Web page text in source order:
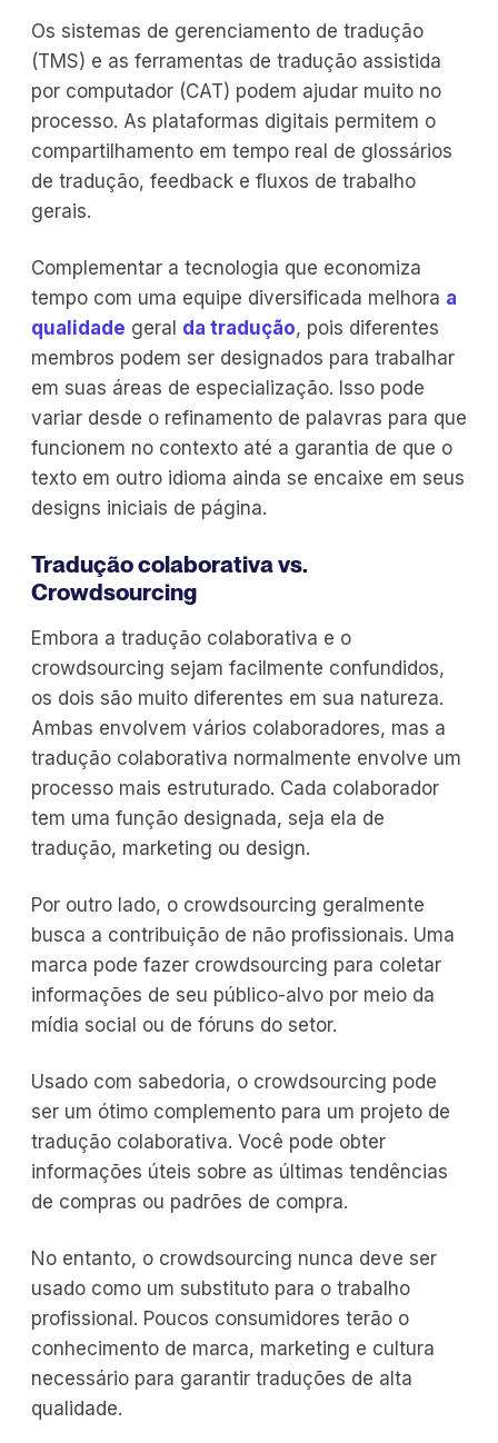
Os sistemas de gerenciamento de tradução
(TMS) e as ferramentas de tradução assistida
por computador (CAT) podem ajudar muito no
processo. As plataformas digitais permitem o
compartilhamento em tempo real de glossários
de tradução, feedback e fluxos de trabalho
gerais.
Complementar a tecnologia que economiza
tempo com uma equipe diversificada melhora a
qualidade geral da tradução, pois diferentes
membros podem ser designados para trabalhar
em suas áreas de especialização. Isso pode
variar desde o refinamento de palavras para que
funcionem no contexto até a garantia de que o
texto em outro idioma ainda se encaixe em seus
designs iniciais de página.
Tradução colaborativa vs.
Crowdsourcing
Embora a tradução colaborativa e o
crowdsourcing sejam facilmente confundidos,
os dois são muito diferentes em sua natureza.
Ambas envolvem vários colaboradores, mas a
tradução colaborativa normalmente envolve um
processo mais estruturado. Cada colaborador
tem uma função designada, seja ela de
tradução, marketing ou design.
Por outro lado, o crowdsourcing geralmente
busca a contribuição de não profissionais. Uma
marca pode fazer crowdsourcing para coletar
informações de seu público-alvo por meio da
mídia social ou de fóruns do setor.
Usado com sabedoria, o crowdsourcing pode
ser um ótimo complemento para um projeto de
tradução colaborativa. Você pode obter
informações úteis sobre as últimas tendências
de compras ou padrões de compra.
No entanto, o crowdsourcing nunca deve ser
usado como um substituto para o trabalho
profissional. Poucos consumidores terão o
conhecimento de marca, marketing e cultura
necessário para garantir traduções de alta
qualidade.